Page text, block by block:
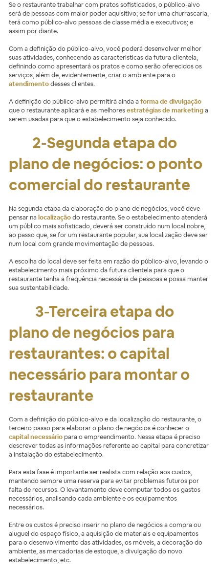
Se o restaurante trabalhar com pratos sofisticados, o público-alvo
será de pessoas com maior poder aquisitivo; se for uma churrascaria,
terá como público-alvo pessoas de classe média e executivos; e
assim por diante.
Com a definição do público-alvo, você poderá desenvolver melhor
suas atividades, conhecendo as características da futura clientela,
definindo como apresentará os pratos e como serão oferecidos os
serviços, além de, evidentemente, criar o ambiente para o
atendimentodesses clientes.
A definição do público-alvo permitirá ainda aforma de divulgação
que o restaurante aplicará e as melhoresestratégias de marketinga
serem usadas para que o estabelecimento seja conhecido.
2-Segunda etapa do
plano de negócios: o ponto
comercial do restaurante
Na segunda etapa da elaboração do plano de negócios, você deve
pensar nalocalizaçãodo restaurante. Se o estabelecimento atenderá
um público mais sofisticado, deverá ser construído num local nobre,
ao passo que, se for um restaurante popular, sua localização deve ser
num local com grande movimentação de pessoas.
A escolha do local deve ser feita em razão do público-alvo, levando o
estabelecimento mais próximo da futura clientela para que o
restaurante tenha a frequência necessária de pessoas e possa manter
sua sustentabilidade.
3-Terceira etapa do
plano de negócios para
restaurantes: o capital
necessário para montar o
restaurante
Com a definição do público-alvo e da localização do restaurante, o
terceiro passo para elaborar o plano de negócios é conhecer o
capital necessáriopara o empreendimento. Nessa etapa é preciso
descrever todas as informações referente ao capital para concretizar
a instalação do estabelecimento.
Para esta fase é importante ser realista com relação aos custos,
mantendo sempre uma reserva para evitar problemas futuros por
falta de recursos. O levantamento deve computar todos os gastos
necessários, analisando cada ambiente e os equipamentos
necessários.
Entre os custos é preciso inserir no plano de negócios a compra ou
aluguel do espaço físico, a aquisição de materiais e equipamentos
para o desenvolvimento das atividades, os móveis, a decoração do
ambiente, as mercadorias de estoque, a divulgação do novo
estabelecimento, etc.